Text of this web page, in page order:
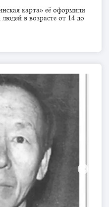
карта» её оформили
в возрасте от 14 до